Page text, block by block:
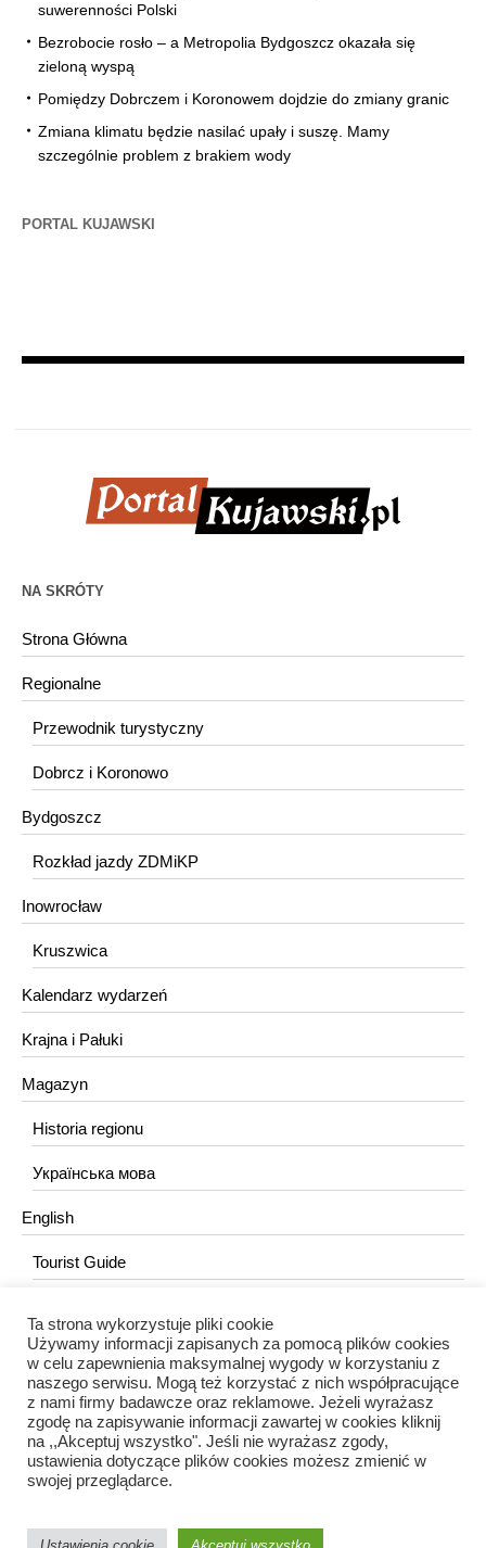
suwerenności Polski
Bezrobocie rosło – a Metropolia Bydgoszcz okazała się
zieloną wyspą
Pomiędzy Dobrczem i Koronowem dojdzie do zmiany granic
Zmiana klimatu będzie nasilać upały i suszę. Mamy
szczególnie problem z brakiem wody
PORTAL KUJAWSKI
NA SKRÓTY
Strona Główna
Regionalne
Przewodnik turystyczny
Dobrcz i Koronowo
Bydgoszcz
Rozkład jazdy ZDMiKP
Inowrocław
Kruszwica
Kalendarz wydarzeń
Krajna i Pałuki
Magazyn
Historia regionu
Українська мова
English
Tourist Guide
KONTAKT
redakcja@portalkujawski.pl
Redakcja
Ta strona wykorzystuje pliki cookie
Używamy informacji zapisanych za pomocą plików cookies
w celu zapewnienia maksymalnej wygody w korzystaniu z
naszego serwisu. Mogą też korzystać z nich współpracujące
z nami firmy badawcze oraz reklamowe. Jeżeli wyrażasz
zgodę na zapisywanie informacji zawartej w cookies kliknij
na ,,Akceptuj wszystko". Jeśli nie wyrażasz zgody,
ustawienia dotyczące plików cookies możesz zmienić w
swojej przeglądarce.